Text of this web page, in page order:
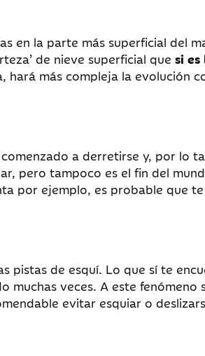
en la parte más superficial del
de nieve superficial que si es
hará más compleja la evolución
a derretirse y, por lo
pero tampoco es el fin del
por ejemplo, es probable que te
pistas de esquí. Lo que sí te
muchas veces. A este fenómeno
evitar esquiar o